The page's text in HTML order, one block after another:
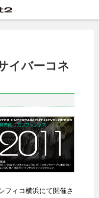
イバーコネ
フィコ横浜にて開催さ